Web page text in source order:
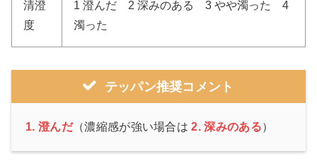
清澄
度
1 澄んだ 2 深みのある 3 やや濁った 4
濁った
テッパン推奨コメント
1. 澄んだ（濃縮感が強い場合は2. 深みのある）